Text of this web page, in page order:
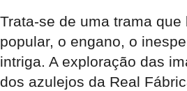
Trata-se de uma trama que
popular, o engano, o
intriga. A exploração das
dos azulejos da Real